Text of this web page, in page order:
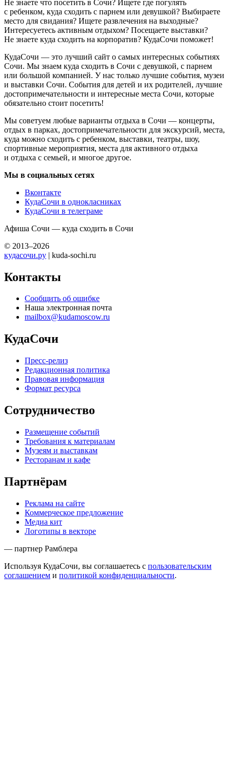
Не знаете что посетить в Сочи? Ищете где погулять
с ребенком, куда сходить с парнем или девушкой? Выбираете
место для свидания? Ищете развлечения на выходные?
Интересуетесь активным отдыхом? Посещаете выставки?
Не знаете куда сходить на корпоратив? КудаСочи поможет!
КудаСочи — это лучший сайт о самых интересных событиях
Сочи. Мы знаем куда сходить в Сочи с девушкой, с парнем
или большой компанией. У нас только лучшие события, музеи
и выставки Сочи. События для детей и их родителей, лучшие
достопримечательности и интересные места Сочи, которые
обязательно стоит посетить!
Мы советуем любые варианты отдыха в Сочи — концерты,
отдых в парках, достопримечательности для экскурсий, места,
куда можно сходить с ребенком, выставки, театры, шоу,
спортивные мероприятия, места для активного отдыха
и отдыха с семьей, и многое другое.
Мы в социальных сетях
Вконтакте
КудаСочи в однокласниках
КудаСочи в телеграме
Афиша Сочи — куда сходить в Сочи
© 2013–2026
кудасочи.ру | kuda-sochi.ru
Контакты
Сообщить об ошибке
Наша электронная почта
mailbox@kudamoscow.ru
КудаСочи
Пресс-релиз
Редакционная политика
Правовая информация
Формат ресурса
Сотрудничество
Размещение событий
Требования к материалам
Музеям и выставкам
Ресторанам и кафе
Партнёрам
Реклама на сайте
Коммерческое предложение
Медиа кит
Логотипы в векторе
— партнер Рамблера
Используя КудаСочи, вы соглашаетесь с пользовательским
соглашением и политикой конфиденциальности.